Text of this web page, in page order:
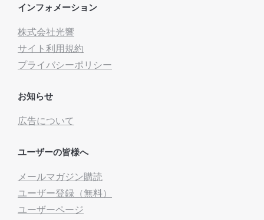
インフォメーション
株式会社光響
サイト利用規約
プライバシーポリシー
お知らせ
広告について
ユーザーの皆様へ
メールマガジン購読
ユーザー登録（無料）
ユーザーページ